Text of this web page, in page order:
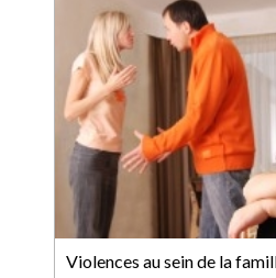
Violences au sein de la